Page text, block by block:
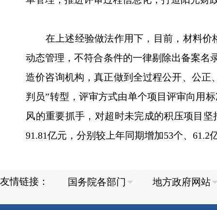
在上述经验做法作用下，目前，材料价
动态管理，不符合条件的一律剔除出备案名
造价咨询机构，真正做到全过程公开、公正
判员”转型，评审方式由单个项目评审向用
风的重要抓手，对超时未完成的积压项目
91.81亿元，分别较上年同期增加53个、61.2
友情链接：